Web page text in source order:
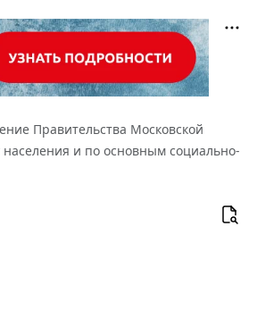
Правительства Московской
и по основным социально-